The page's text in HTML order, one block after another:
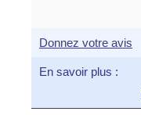
Donnez votre avis
En savoir plus :